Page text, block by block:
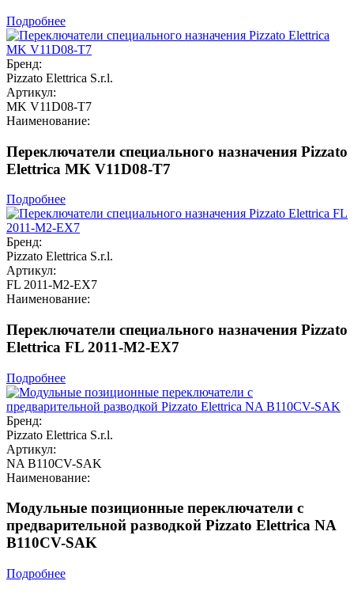
Подробнее
Бренд:
Pizzato Elettrica S.r.l.
Артикул:
MK V11D08-T7
Наименование:
Переключатели специального назначения Pizzato
Elettrica MK V11D08-T7
Подробнее
Бренд:
Pizzato Elettrica S.r.l.
Артикул:
FL 2011-M2-EX7
Наименование:
Переключатели специального назначения Pizzato
Elettrica FL 2011-M2-EX7
Подробнее
Бренд:
Pizzato Elettrica S.r.l.
Артикул:
NA B110CV-SAK
Наименование:
Модульные позиционные переключатели с
предварительной разводкой Pizzato Elettrica NA
B110CV-SAK
Подробнее